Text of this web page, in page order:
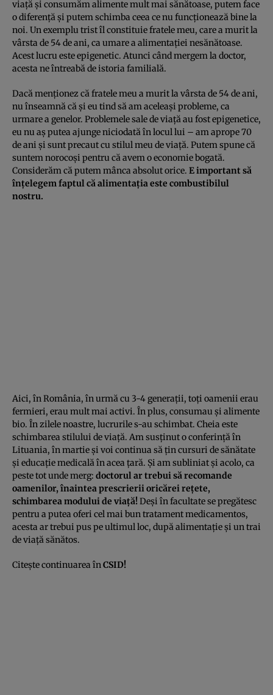
viaţă şi consumăm alimente mult mai sănătoase, putem face
o diferenţă şi putem schimba ceea ce nu funcţionează bine la
noi. Un exemplu trist îl constituie fratele meu, care a murit la
vârsta de 54 de ani, ca umare a alimentaţiei nesănătoase.
Acest lucru este epigenetic. Atunci când mergem la doctor,
acesta ne întreabă de istoria familială.
Dacă menţionez că fratele meu a murit la vârsta de 54 de ani,
nu înseamnă că şi eu tind să am aceleaşi probleme, ca
urmare a genelor. Problemele sale de viaţă au fost epigenetice,
eu nu aş putea ajunge niciodată în locul lui – am aprope 70
de ani şi sunt precaut cu stilul meu de viaţă. Putem spune că
suntem norocoşi pentru că avem o economie bogată.
Considerăm că putem mânca absolut orice. E important să
înţelegem faptul că alimentaţia este combustibilul
nostru.
Aici, în România, în urmă cu 3-4 generaţii, toţi oamenii erau
fermieri, erau mult mai activi. În plus, consumau şi alimente
bio. În zilele noastre, lucrurile s-au schimbat. Cheia este
schimbarea stilului de viaţă. Am susţinut o conferinţă în
Lituania, în martie şi voi continua să ţin cursuri de sănătate
şi educaţie medicală în acea ţară. Şi am subliniat şi acolo, ca
peste tot unde merg: doctorul ar trebui să recomande
oamenilor, înaintea prescrierii oricărei reţete,
schimbarea modului de viaţă! Deşi în facultate se pregătesc
pentru a putea oferi cel mai bun tratament medicamentos,
acesta ar trebui pus pe ultimul loc, după alimentaţie şi un trai
de viaţă sănătos.
Citeşte continuarea înCSID!